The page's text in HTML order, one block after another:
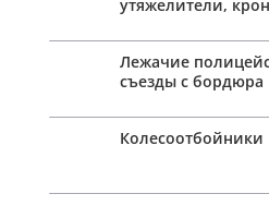
утяжелители,
Лежачие
съезды с бордюра
Колесоотбойники